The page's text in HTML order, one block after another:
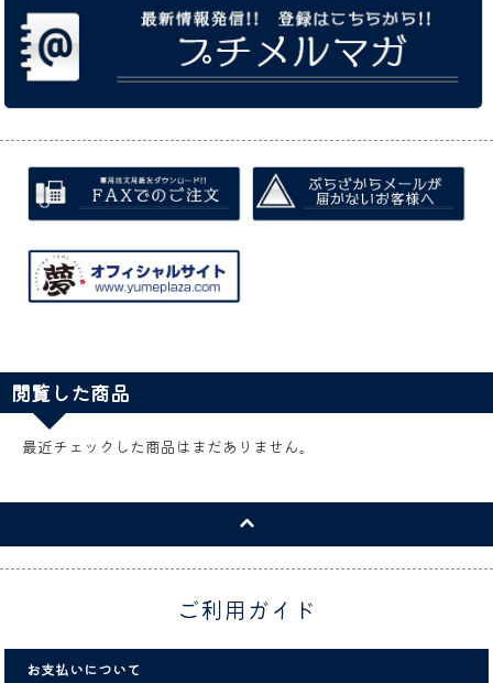
閲覧した商品
最近チェックした商品はまだありません。
ご利用ガイド
お支払いについて